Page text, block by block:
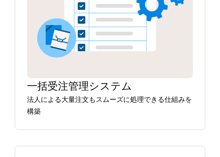
一括受注管理システム
法人による大量注文もスムーズに処理できる仕組みを
構築